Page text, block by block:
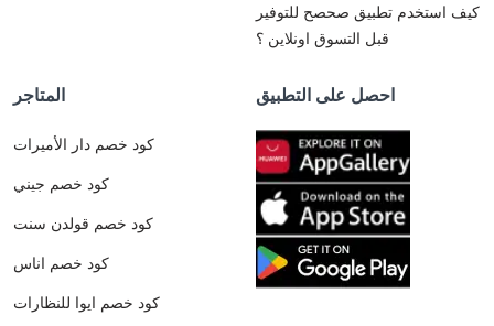
كيف استخدم تطبيق صحصح للتوفير
قبل التسوق اونلاين ؟
المتاجر
كود خصم دار الأميرات
كود خصم جيني
كود خصم قولدن سنت
كود خصم اناس
كود خصم ايوا للنظارات
احصل على التطبيق